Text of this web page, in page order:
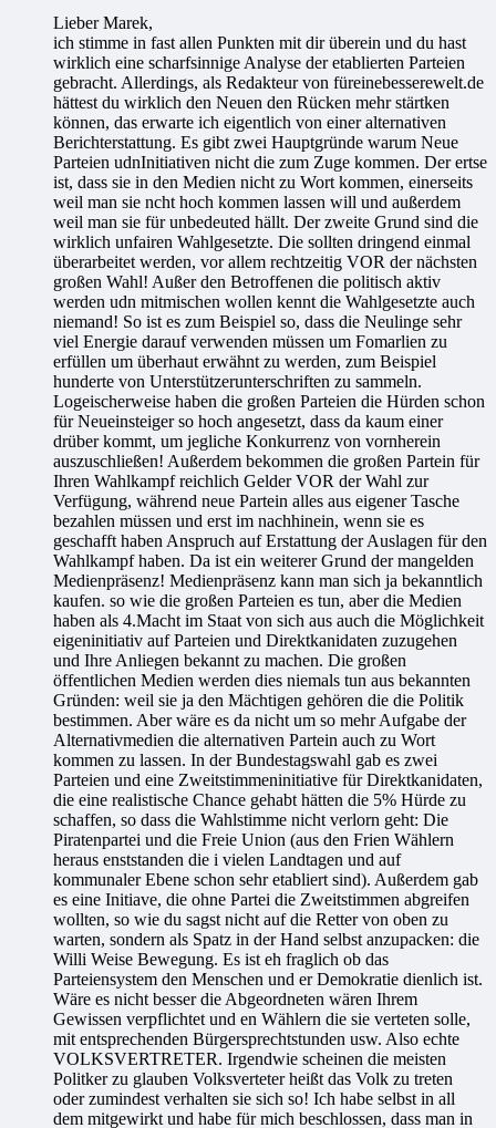
Lieber Marek,
ich stimme in fast allen Punkten mit dir überein und du hast
wirklich eine scharfsinnige Analyse der etablierten Parteien
gebracht. Allerdings, als Redakteur von füreinebesserewelt.de
hättest du wirklich den Neuen den Rücken mehr stärtken
können, das erwarte ich eigentlich von einer alternativen
Berichterstattung. Es gibt zwei Hauptgründe warum Neue
Parteien udnInitiativen nicht die zum Zuge kommen. Der ertse
ist, dass sie in den Medien nicht zu Wort kommen, einerseits
weil man sie ncht hoch kommen lassen will und außerdem
weil man sie für unbedeuted hällt. Der zweite Grund sind die
wirklich unfairen Wahlgesetzte. Die sollten dringend einmal
überarbeitet werden, vor allem rechtzeitig VOR der nächsten
großen Wahl! Außer den Betroffenen die politisch aktiv
werden udn mitmischen wollen kennt die Wahlgesetzte auch
niemand! So ist es zum Beispiel so, dass die Neulinge sehr
viel Energie darauf verwenden müssen um Fomarlien zu
erfüllen um überhaut erwähnt zu werden, zum Beispiel
hunderte von Unterstützerunterschriften zu sammeln.
Logeischerweise haben die großen Parteien die Hürden schon
für Neueinsteiger so hoch angesetzt, dass da kaum einer
drüber kommt, um jegliche Konkurrenz von vornherein
auszuschließen! Außerdem bekommen die großen Partein für
Ihren Wahlkampf reichlich Gelder VOR der Wahl zur
Verfügung, während neue Partein alles aus eigener Tasche
bezahlen müssen und erst im nachhinein, wenn sie es
geschafft haben Anspruch auf Erstattung der Auslagen für den
Wahlkampf haben. Da ist ein weiterer Grund der mangelden
Medienpräsenz! Medienpräsenz kann man sich ja bekanntlich
kaufen. so wie die großen Parteien es tun, aber die Medien
haben als 4.Macht im Staat von sich aus auch die Möglichkeit
eigeninitiativ auf Parteien und Direktkanidaten zuzugehen
und Ihre Anliegen bekannt zu machen. Die großen
öffentlichen Medien werden dies niemals tun aus bekannten
Gründen: weil sie ja den Mächtigen gehören die die Politik
bestimmen. Aber wäre es da nicht um so mehr Aufgabe der
Alternativmedien die alternativen Partein auch zu Wort
kommen zu lassen. In der Bundestagswahl gab es zwei
Parteien und eine Zweitstimmeninitiative für Direktkanidaten,
die eine realistische Chance gehabt hätten die 5% Hürde zu
schaffen, so dass die Wahlstimme nicht verlorn geht: Die
Piratenpartei und die Freie Union (aus den Frien Wählern
heraus enststanden die i vielen Landtagen und auf
kommunaler Ebene schon sehr etabliert sind). Außerdem gab
es eine Initiave, die ohne Partei die Zweitstimmen abgreifen
wollten, so wie du sagst nicht auf die Retter von oben zu
warten, sondern als Spatz in der Hand selbst anzupacken: die
Willi Weise Bewegung. Es ist eh fraglich ob das
Parteiensystem den Menschen und er Demokratie dienlich ist.
Wäre es nicht besser die Abgeordneten wären Ihrem
Gewissen verpflichtet und en Wählern die sie verteten solle,
mit entsprechenden Bürgersprechtstunden usw. Also echte
VOLKSVERTRETER. Irgendwie scheinen die meisten
Politker zu glauben Volksverteter heißt das Volk zu treten
oder zumindest verhalten sie sich so! Ich habe selbst in all
dem mitgewirkt und habe für mich beschlossen, dass man in